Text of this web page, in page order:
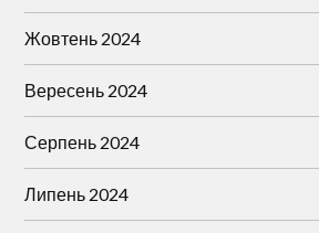
Жовтень 2024
Вересень 2024
Серпень 2024
Липень 2024